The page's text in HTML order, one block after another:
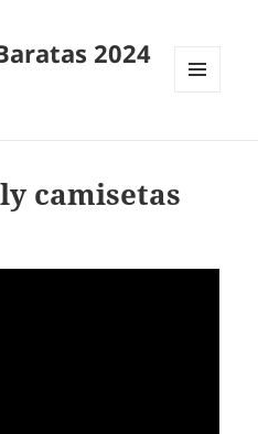
2024
camisetas